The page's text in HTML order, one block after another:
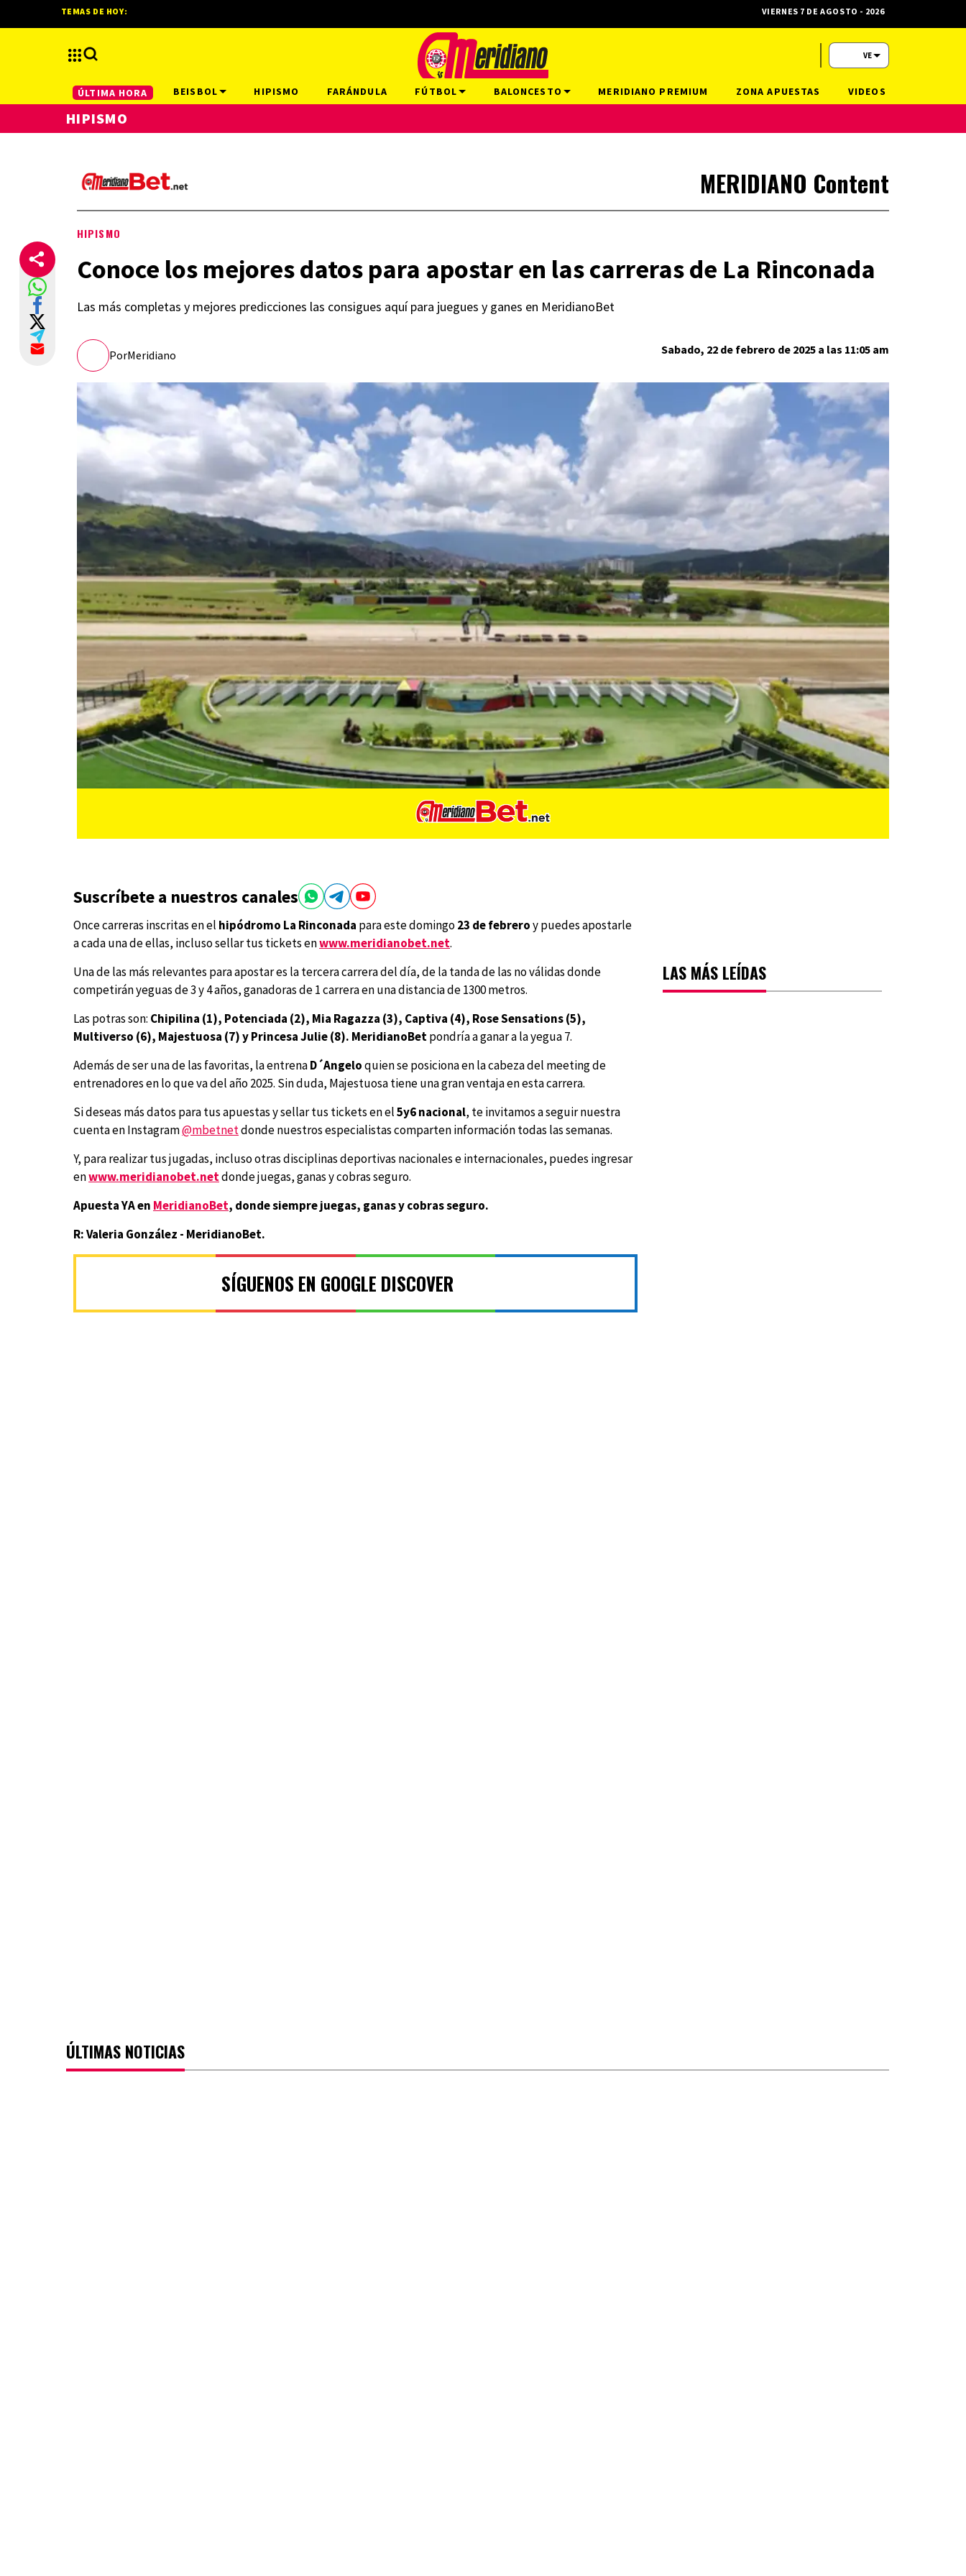
MERIDIANO Content
HIPISMO
Conoce los mejores datos para apostar en las carreras de La Rinconada
Las más completas y mejores predicciones las consigues aquí para juegues y ganes en MeridianoBet
PorMeridiano Sabado, 22 de febrero de 2025 a las 11:05 am
Suscríbete a nuestros canales
Once carreras inscritas en el hipódromo La Rinconada para este domingo23 de febreroy puedes apostarle
a cada una de ellas, incluso sellar tus tickets enwww.meridianobet.net.
Una de las más relevantes para apostar es la tercera carrera del día, de la tanda de las no válidas donde
competirán yeguas de 3 y 4 años, ganadoras de 1 carrera en una distancia de 1300 metros.
Las potras son: Chipilina (1), Potenciada (2), Mia Ragazza (3), Captiva (4), Rose Sensations (5),
Multiverso (6), Majestuosa (7) y Princesa Julie (8). MeridianoBetpondría a ganar a la yegua 7.
Además de ser una de las favoritas, la entrenaD´Angeloquien se posiciona en la cabeza del meeting de
entrenadores en lo que va del año 2025. Sin duda, Majestuosa tiene una gran ventaja en esta carrera.
Si deseas más datos para tus apuestas y sellar tus tickets en el5y6 nacional, te invitamos a seguir nuestra
cuenta en Instagram@mbetnetdonde nuestros especialistas comparten información todas las semanas.
Y, para realizar tus jugadas, incluso otras disciplinas deportivas nacionales e internacionales, puedes ingresar
enwww.meridianobet.netdonde juegas, ganas y cobras seguro.
Apuesta YA en MeridianoBet, donde siempre juegas, ganas y cobras seguro.
R: Valeria González - MeridianoBet.
SÍGUENOS EN GOOGLE DISCOVER
LAS MÁS LEÍDAS
ÚLTIMAS NOTICIAS
TEMAS DE HOY: VIERNES 7 DE AGOSTO - 2026
VE
ÚLTIMA HORA BEISBOL HIPISMO
HIPISMO
FARÁNDULA FÚTBOL BALONCESTO MERIDIANO PREMIUM ZONA APUESTAS VIDEOS